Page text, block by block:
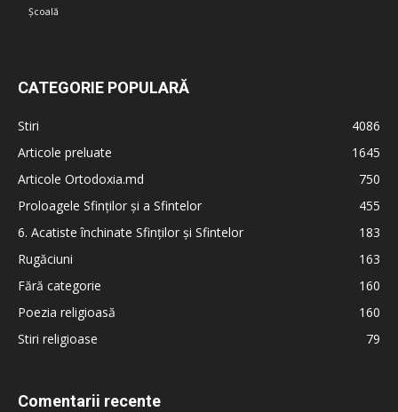
Școală
CATEGORIE POPULARĂ
Stiri
4086
Articole preluate
1645
Articole Ortodoxia.md
750
Proloagele Sfinților și a Sfintelor
455
6. Acatiste închinate Sfinților și Sfintelor
183
Rugăciuni
163
Fără categorie
160
Poezia religioasă
160
Stiri religioase
79
Comentarii recente